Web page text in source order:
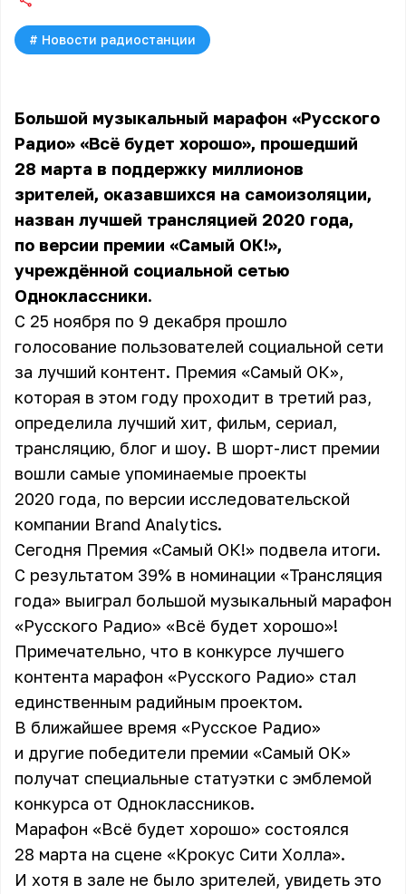
# Новости радиостанции
Большой музыкальный марафон «Русского
Радио» «Всё будет хорошо», прошедший
28 марта в поддержку миллионов
зрителей, оказавшихся на самоизоляции,
назван лучшей трансляцией 2020 года,
по версии премии «Самый ОК!»,
учреждённой социальной сетью
Одноклассники.
С 25 ноября по 9 декабря прошло
голосование пользователей социальной сети
за лучший контент. Премия «Самый ОК»,
которая в этом году проходит в третий раз,
определила лучший хит, фильм, сериал,
трансляцию, блог и шоу. В шорт-лист премии
вошли самые упоминаемые проекты
2020 года, по версии исследовательской
компании Brand Analytics.
Сегодня Премия «Самый ОК!» подвела итоги.
С результатом 39% в номинации «Трансляция
года» выиграл большой музыкальный марафон
«Русского Радио» «Всё будет хорошо»!
Примечательно, что в конкурсе лучшего
контента марафон «Русского Радио» стал
единственным радийным проектом.
В ближайшее время «Русское Радио»
и другие победители премии «Самый ОК»
получат специальные статуэтки с эмблемой
конкурса от Одноклассников.
Марафон «Всё будет хорошо» состоялся
28 марта на сцене «Крокус Сити Холла».
И хотя в зале не было зрителей, увидеть это